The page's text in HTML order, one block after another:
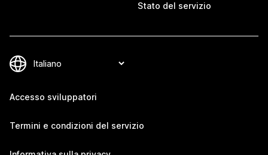
Stato del servizio
Accesso sviluppatori
Termini e condizioni del servizio